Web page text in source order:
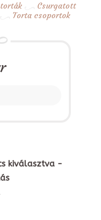
Csurgatott
Torta csoportok
kiválasztva -